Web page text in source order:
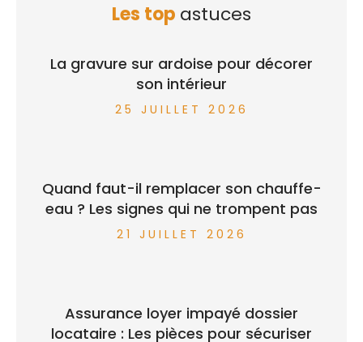
Les top astuces
La gravure sur ardoise pour décorer
son intérieur
25 JUILLET 2026
Quand faut-il remplacer son chauffe-
eau ? Les signes qui ne trompent pas
21 JUILLET 2026
Assurance loyer impayé dossier
locataire : Les pièces pour sécuriser